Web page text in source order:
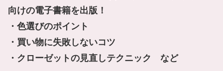
向けの電子書籍を出版！
・色選びのポイント
・買い物に失敗しないコツ
・クローゼットの見直しテクニック　など